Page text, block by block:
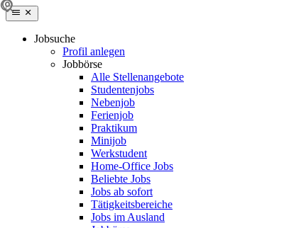
Jobsuche
Profil anlegen
Jobbörse
Alle Stellenangebote
Studentenjobs
Nebenjob
Ferienjob
Praktikum
Minijob
Werkstudent
Home-Office Jobs
Beliebte Jobs
Jobs ab sofort
Tätigkeitsbereiche
Jobs im Ausland